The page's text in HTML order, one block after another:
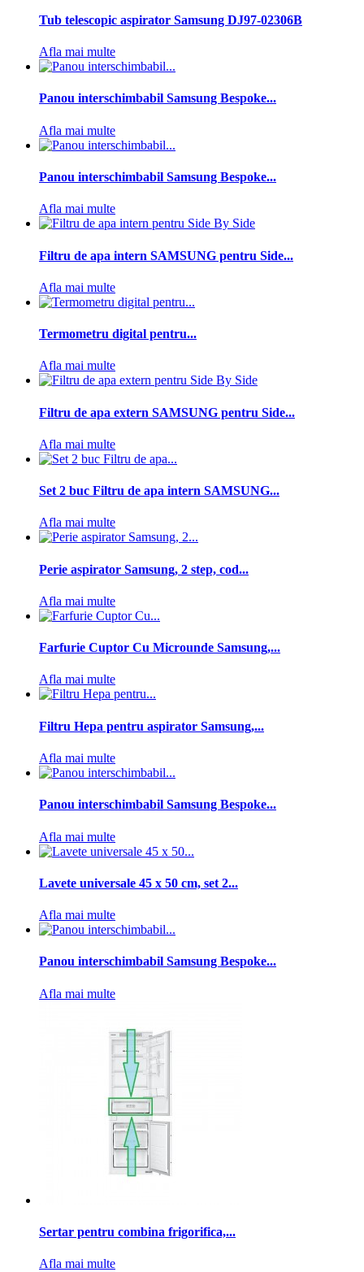
Tub telescopic aspirator Samsung DJ97-02306B
Afla mai multe
Panou interschimbabil Samsung Bespoke...
Afla mai multe
Panou interschimbabil Samsung Bespoke...
Afla mai multe
Filtru de apa intern SAMSUNG pentru Side...
Afla mai multe
Termometru digital pentru...
Afla mai multe
Filtru de apa extern SAMSUNG pentru Side...
Afla mai multe
Set 2 buc Filtru de apa intern SAMSUNG...
Afla mai multe
Perie aspirator Samsung, 2 step, cod...
Afla mai multe
Farfurie Cuptor Cu Microunde Samsung,...
Afla mai multe
Filtru Hepa pentru aspirator Samsung,...
Afla mai multe
Panou interschimbabil Samsung Bespoke...
Afla mai multe
Lavete universale 45 x 50 cm, set 2...
Afla mai multe
Panou interschimbabil Samsung Bespoke...
Afla mai multe
Sertar pentru combina frigorifica,...
Afla mai multe